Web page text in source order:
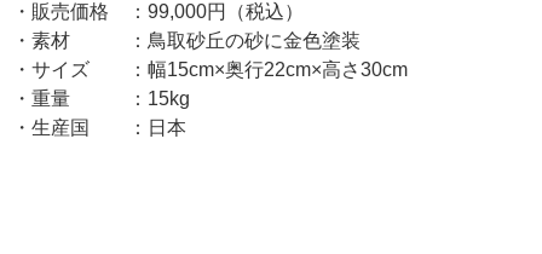
・販売価格 ：99,000円（税込）
・素材 ：鳥取砂丘の砂に金色塗装
・サイズ ：幅15cm×奥行22cm×高さ30cm
・重量 ：15kg
・生産国 ：日本